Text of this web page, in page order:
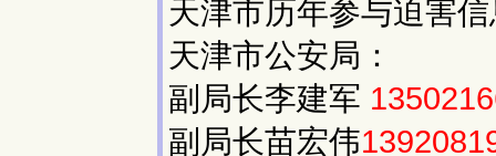
天津市历年参与迫害
天津市公安局：
副局长李建军
副局长苗宏伟